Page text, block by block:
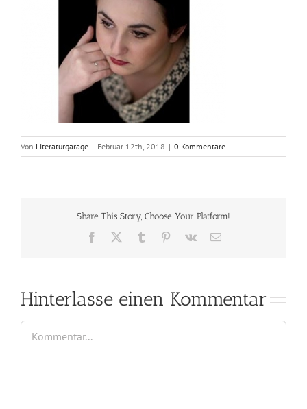
Von Literaturgarage | Februar 12th, 2018 | 0 Kommentare
Share This Story, Choose Your Platform!
Facebook Tumblr Pinterest
Vk
E-
Hinterlasse einen Kommentar
Kommentar